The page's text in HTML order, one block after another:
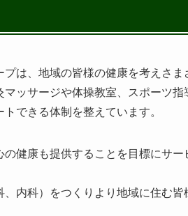
は、地域の皆様の健康を考えさ
ッサージや体操教室、スポーツ
できる体制を整えています。
健康も提供することを目標にサ
、内科）をつくりより地域に住む